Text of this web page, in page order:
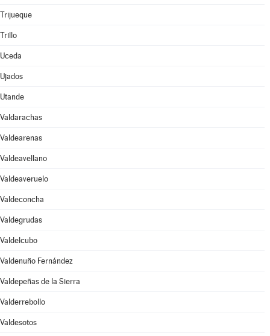
Trijueque
Trillo
Uceda
Ujados
Utande
Valdarachas
Valdearenas
Valdeavellano
Valdeaveruelo
Valdeconcha
Valdegrudas
Valdelcubo
Valdenuño Fernández
Valdepeñas de la Sierra
Valderrebollo
Valdesotos